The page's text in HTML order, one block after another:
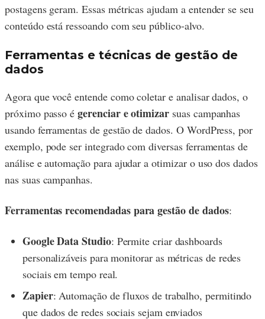
postagens geram. Essas métricas ajudam a entender se seu
conteúdo está ressoando com seu público-alvo.
Ferramentas e técnicas de gestão de
dados
Agora que você entende como coletar e analisar dados, o
próximo passo égerenciar e otimizar suas campanhas
usando ferramentas de gestão de dados. O WordPress, por
exemplo, pode ser integrado com diversas ferramentas de
análise e automação para ajudar a otimizar o uso dos dados
nas suas campanhas.
Ferramentas recomendadas para gestão de dados:
Google Data Studio: Permite criar dashboards
personalizáveis para monitorar as métricas de redes
sociais em tempo real.
Zapier: Automação de fluxos de trabalho, permitindo
que dados de redes sociais sejam enviados